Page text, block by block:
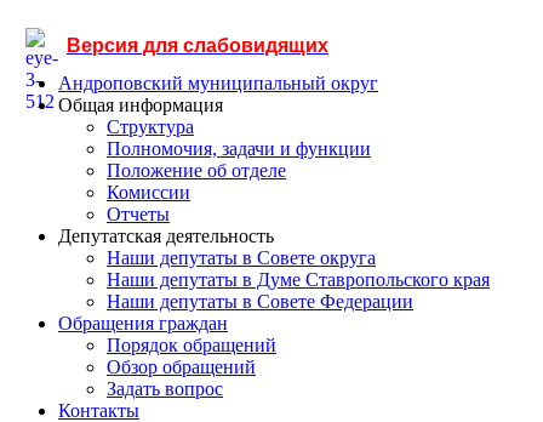
Версия для слабовидящих
Андроповский муниципальный округ
Общая информация
Структура
Полномочия, задачи и функции
Положение об отделе
Комиссии
Отчеты
Депутатская деятельность
Наши депутаты в Совете округа
Наши депутаты в Думе Ставропольского края
Наши депутаты в Совете Федерации
Обращения граждан
Порядок обращений
Обзор обращений
Задать вопрос
Контакты